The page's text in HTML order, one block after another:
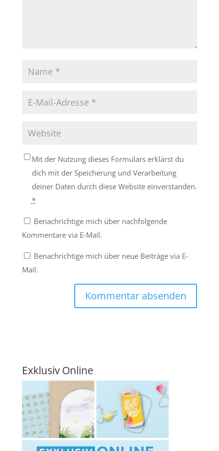
Mit der Nutzung dieses Formulars erklärst du
dich mit der Speicherung und Verarbeitung
deiner Daten durch diese Website einverstanden.
*
Benachrichtige mich über nachfolgende
Kommentare via E-Mail.
Benachrichtige mich über neue Beiträge via E-
Mail.
Exklusiv Online